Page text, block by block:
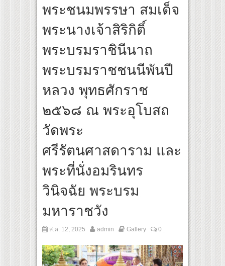
พระชนมพรรษา สมเด็จ
พระนางเจ้าสิริกิติ์
พระบรมราชินีนาถ
พระบรมราชชนนีพันปี
หลวง พุทธศักราช
๒๕๖๘ ณ พระอุโบสถ
วัดพระ
ศรีรัตนศาสดาราม และ
พระที่นั่งอมรินทร
วินิจฉัย พระบรม
มหาราชวัง
ส.ค. 12, 2025 admin Gallery 0